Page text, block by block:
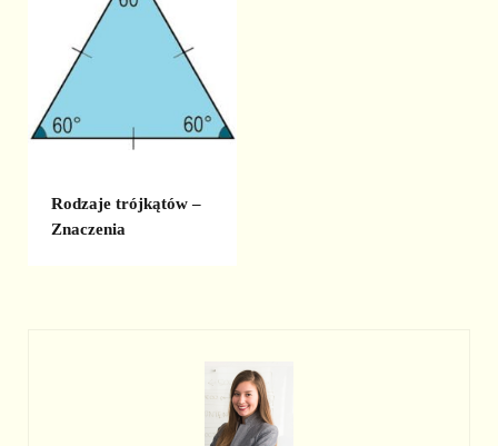
Rodzaje trójkątów –
Znaczenia